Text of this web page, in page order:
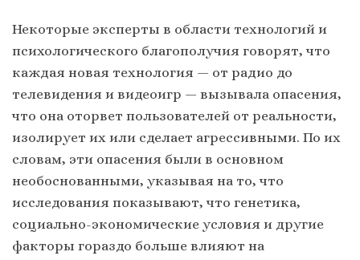
Некоторые эксперты в области технологий и
психологического благополучия говорят, что
каждая новая технология — от радио до
телевидения и видеоигр — вызывала опасения,
что она оторвет пользователей от реальности,
изолирует их или сделает агрессивными. По их
словам, эти опасения были в основном
необоснованными, указывая на то, что
исследования показывают, что генетика,
социально-экономические условия и другие
факторы гораздо больше влияют на